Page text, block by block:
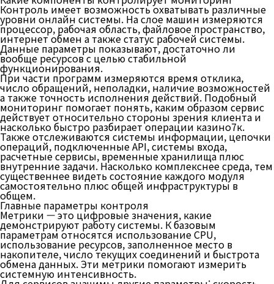
Контроль имеет возможность охватывать различные
уровни онлайн системы. На слое машин измеряются
процессор, рабочая область, файловое пространство,
интернет обмен а также статус рабочей системы.
Данные параметры показывают, достаточно ли
вообще ресурсов с целью стабильной
функционирования.
При части программ измеряются время отклика,
число обращений, неполадки, наличие возможностей
а также точность исполнения действий. Подобный
мониторинг помогает понять, каким образом сервис
действует относительно стороны зрения клиента и
насколько быстро разбирает операции казино7к.
Также отслеживаются системы информации, цепочки
операций, подключенные API, системы входа,
расчетные сервисы, временные хранилища плюс
внутренние задачи. Насколько комплекснее среда, тем
существеннее видеть состояние каждого модуля
самостоятельно плюс общей инфраструктуры в
общем.
Главные параметры контроля
Метрики — это цифровые значения, какие
демонстрируют работу системы. К базовым
параметрам относятся использование CPU,
использование ресурсов, заполненное место в
накопителе, число текущих соединений и быстрота
обмена данных. Эти метрики помогают измерить
системную интенсивность.